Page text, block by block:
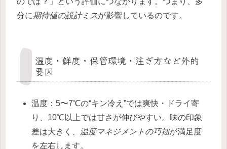
分に期待値の設計ミスが影響しているのです。
温度・鮮度・保管環境・注ぎ方など外的
要因
温度：5〜7℃の“キン冷え”では爽快・ドライ寄
り、10℃以上では甘さが伸びやすい。味の印象
差は大きく、
温度マネジメントの巧拙が満足度
を左右します。